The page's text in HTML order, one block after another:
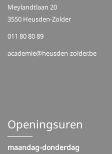
Meylandtlaan 20
3550 Heusden-Zolder
011 80 80 89
academie@heusden-zolder.be
Openingsuren
maandag-donderdag